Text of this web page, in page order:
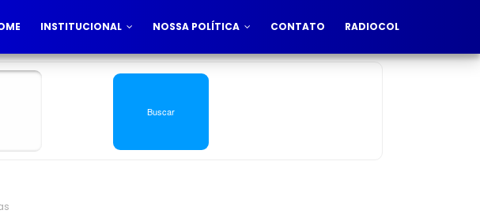
INSTITUCIONAL NOSSA POLÍTICA CONTATO RADIOCOL